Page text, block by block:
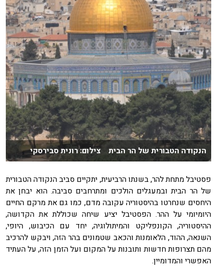
הנקודה הטבורית של הר הבית צילום: רונית סבירסקי
פסטיבל מתחת להר, בשנתו הרביעית, יתקיים סביב הנקודה הטבורית
של הר הבית ובמעגלים הולכים ומתרחבים סביבה. הוא יבחן את
היחסים שנחרטו בהיסטוריה עקובה מדם, כמו גם את מרקם החיים
היומיומי על ההר. הפסטיבל יציע שיחה שכוללת את הקדושה,
ההיסטוריה, הקונפליקט והמיתולוגיה, יחד עם הכיבוש, היופי,
השנאה, ההוד, הלאומנות והכאב שטמונים בהר הזה, ויבקש להרכיב
מהם תצרופות חדשות ותובנות על המקום ועל הזמן הזה, על העתיד
האפשרי והמדומיין.